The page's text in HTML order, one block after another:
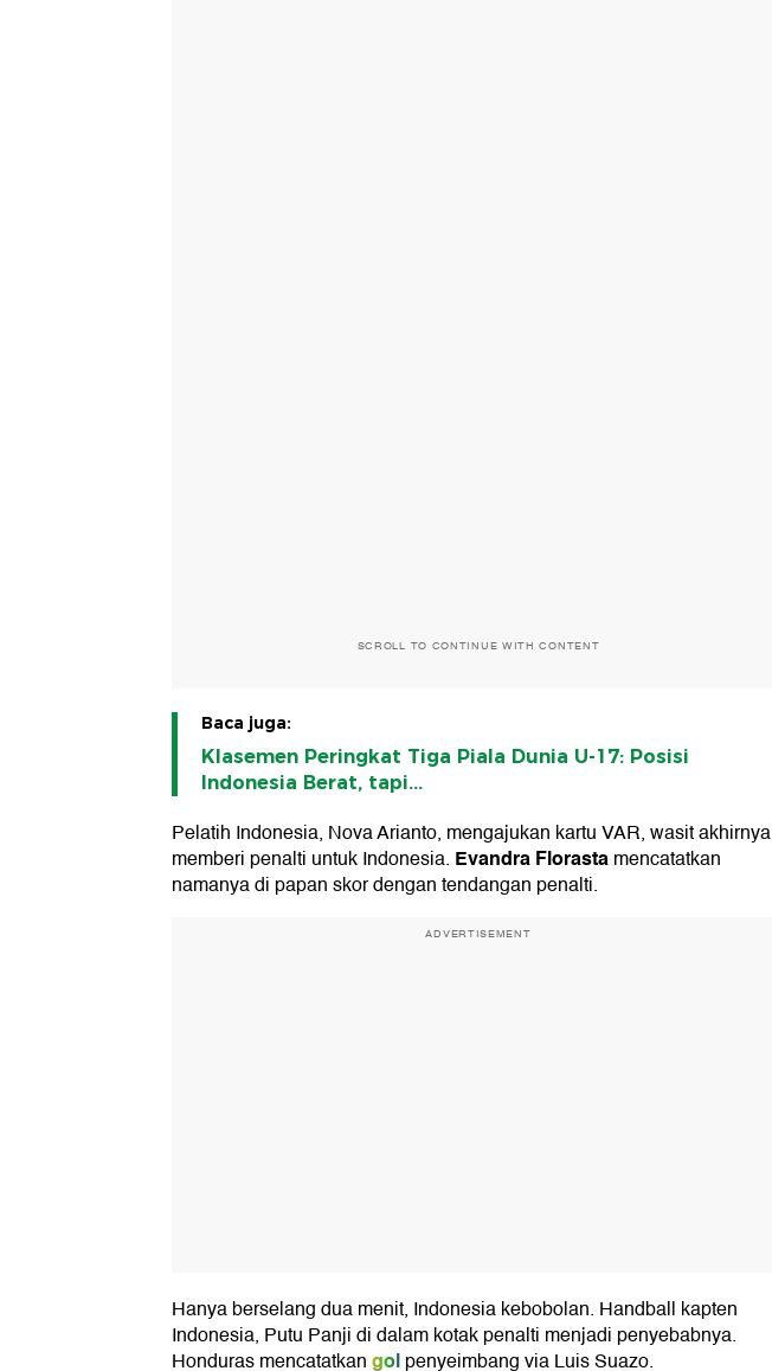
SCROLL TO CONTINUE WITH CONTENT
Baca juga:
Klasemen Peringkat Tiga Piala Dunia U-17: Posisi
Indonesia Berat, tapi...
Pelatih Indonesia, Nova Arianto, mengajukan kartu VAR, wasit akhirnya
memberi penalti untuk Indonesia. Evandra Florastamencatatkan
namanya di papan skor dengan tendangan penalti.
ADVERTISEMENT
Hanya berselang dua menit, Indonesia kebobolan. Handball kapten
Indonesia, Putu Panji di dalam kotak penalti menjadi penyebabnya.
Honduras mencatatkangolpenyeimbang via Luis Suazo.